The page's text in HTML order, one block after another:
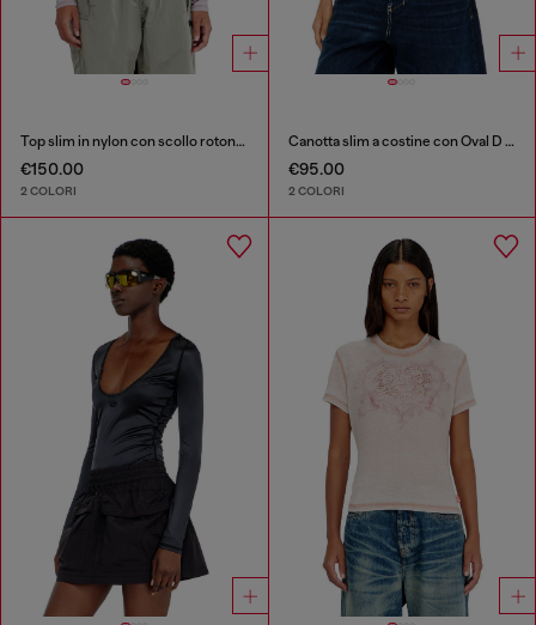
Top slim in nylon con scollo rotondo e ricamo Logo Oval D
€150.00
2 COLORI
Canotta slim a costine con Oval D metallica
€95.00
2 COLORI